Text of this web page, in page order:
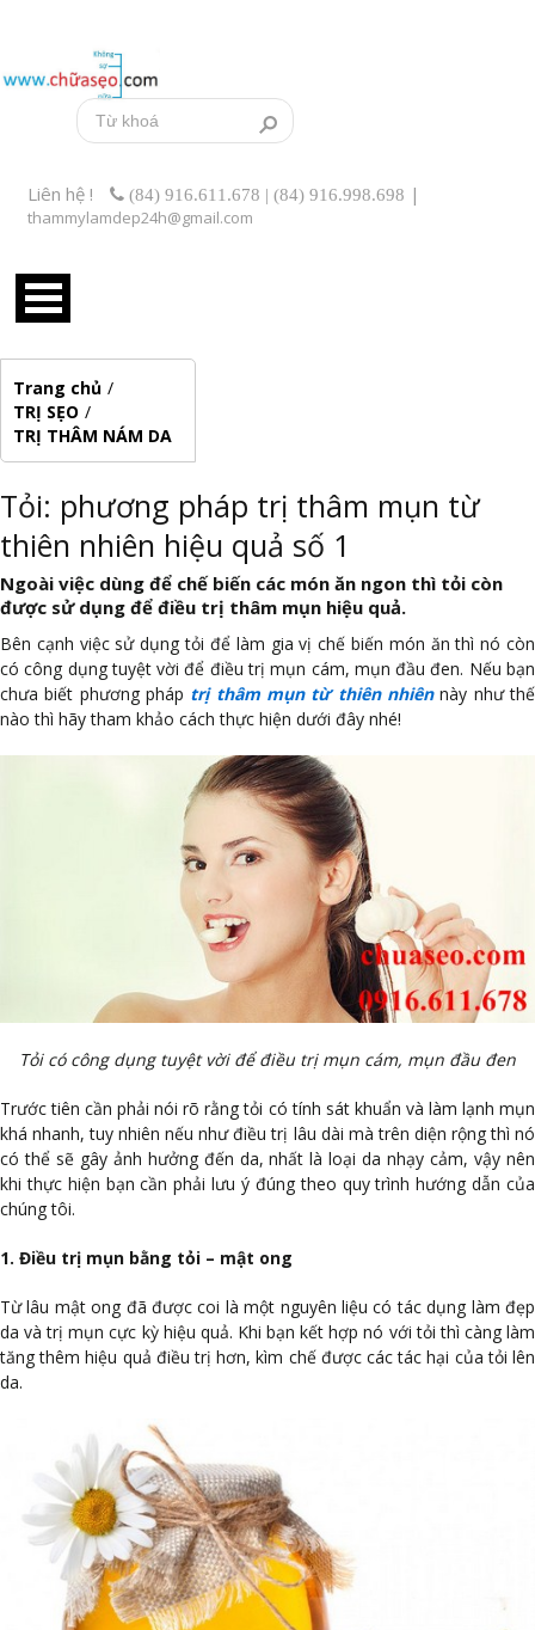
Liên hệ ! (84) 916.611.678 | (84) 916.998.698 |
thammylamdep24h@gmail.com
Trang chủ /
TRỊ SẸO /
TRỊ THÂM NÁM DA
Tỏi: phương pháp trị thâm mụn từ
thiên nhiên hiệu quả số 1
Ngoài việc dùng để chế biến các món ăn ngon thì tỏi còn
được sử dụng để điều trị thâm mụn hiệu quả.
Bên cạnh việc sử dụng tỏi để làm gia vị chế biến món ăn thì nó còn
có công dụng tuyệt vời để điều trị mụn cám, mụn đầu đen. Nếu bạn
chưa biết phương pháp trị thâm mụn từ thiên nhiênnày như thế
nào thì hãy tham khảo cách thực hiện dưới đây nhé!
Tỏi có công dụng tuyệt vời để điều trị mụn cám, mụn đầu đen
Trước tiên cần phải nói rõ rằng tỏi có tính sát khuẩn và làm lạnh mụn
khá nhanh, tuy nhiên nếu như điều trị lâu dài mà trên diện rộng thì nó
có thể sẽ gây ảnh hưởng đến da, nhất là loại da nhạy cảm, vậy nên
khi thực hiện bạn cần phải lưu ý đúng theo quy trình hướng dẫn của
chúng tôi.
1. Điều trị mụn bằng tỏi – mật ong
Từ lâu mật ong đã được coi là một nguyên liệu có tác dụng làm đẹp
da và trị mụn cực kỳ hiệu quả. Khi bạn kết hợp nó với tỏi thì càng làm
tăng thêm hiệu quả điều trị hơn, kìm chế được các tác hại của tỏi lên
da.